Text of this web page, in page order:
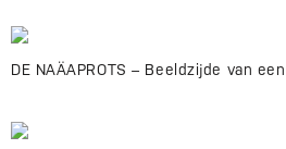
DE NAÄAPROTS – Beeldzijde van